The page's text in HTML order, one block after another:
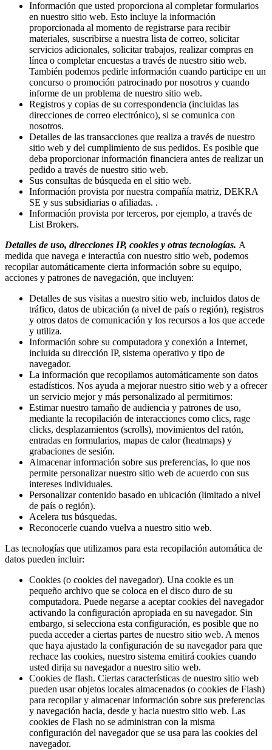
Información que usted proporciona al completar formularios
en nuestro sitio web. Esto incluye la información
proporcionada al momento de registrarse para recibir
materiales, suscribirse a nuestra lista de correo, solicitar
servicios adicionales, solicitar trabajos, realizar compras en
línea o completar encuestas a través de nuestro sitio web.
También podemos pedirle información cuando participe en un
concurso o promoción patrocinado por nosotros y cuando
informe de un problema de nuestro sitio web.
Registros y copias de su correspondencia (incluidas las
direcciones de correo electrónico), si se comunica con
nosotros.
Detalles de las transacciones que realiza a través de nuestro
sitio web y del cumplimiento de sus pedidos. Es posible que
deba proporcionar información financiera antes de realizar un
pedido a través de nuestro sitio web.
Sus consultas de búsqueda en el sitio web.
Información provista por nuestra compañía matriz, DEKRA
SE y sus subsidiarias o afiliadas. .
Información provista por terceros, por ejemplo, a través de
List Brokers.
Detalles de uso, direcciones IP, cookies y otras tecnologías. A
medida que navega e interactúa con nuestro sitio web, podemos
recopilar automáticamente cierta información sobre su equipo,
acciones y patrones de navegación, que incluyen:
Detalles de sus visitas a nuestro sitio web, incluidos datos de
tráfico, datos de ubicación (a nivel de país o región), registros
y otros datos de comunicación y los recursos a los que accede
y utiliza.
Información sobre su computadora y conexión a Internet,
incluida su dirección IP, sistema operativo y tipo de
navegador.
La información que recopilamos automáticamente son datos
estadísticos. Nos ayuda a mejorar nuestro sitio web y a ofrecer
un servicio mejor y más personalizado al permitirnos:
Estimar nuestro tamaño de audiencia y patrones de uso,
mediante la recopilación de interacciones como clics, rage
clicks, desplazamientos (scrolls), movimientos del ratón,
entradas en formularios, mapas de calor (heatmaps) y
grabaciones de sesión.
Almacenar información sobre sus preferencias, lo que nos
permite personalizar nuestro sitio web de acuerdo con sus
intereses individuales.
Personalizar contenido basado en ubicación (limitado a nivel
de país o región).
Acelera tus búsquedas.
Reconocerle cuando vuelva a nuestro sitio web.
Las tecnologías que utilizamos para esta recopilación automática de
datos pueden incluir:
Cookies (o cookies del navegador). Una cookie es un
pequeño archivo que se coloca en el disco duro de su
computadora. Puede negarse a aceptar cookies del navegador
activando la configuración apropiada en su navegador. Sin
embargo, si selecciona esta configuración, es posible que no
pueda acceder a ciertas partes de nuestro sitio web. A menos
que haya ajustado la configuración de su navegador para que
rechace las cookies, nuestro sistema emitirá cookies cuando
usted dirija su navegador a nuestro sitio web.
Cookies de flash. Ciertas características de nuestro sitio web
pueden usar objetos locales almacenados (o cookies de Flash)
para recopilar y almacenar información sobre sus preferencias
y navegación hacia, desde y hacia nuestro sitio web. Las
cookies de Flash no se administran con la misma
configuración del navegador que se usa para las cookies del
navegador.